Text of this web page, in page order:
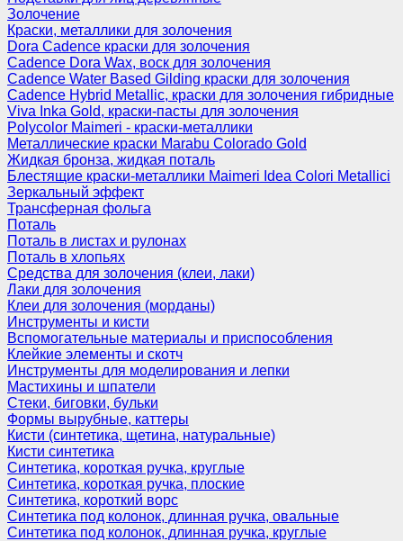
Золочение
Краски, металлики для золочения
Dora Cadence краски для золочения
Cadence Dora Wax, воск для золочения
Cadence Water Based Gilding краски для золочения
Cadence Hybrid Metallic, краски для золочения гибридные
Viva Inka Gold, краски-пасты для золочения
Polycolor Maimeri - краски-металлики
Металлические краски Marabu Colorado Gold
Жидкая бронза, жидкая поталь
Блестящие краски-металлики Maimeri Idea Colori Metallici
Зеркальный эффект
Трансферная фольга
Поталь
Поталь в листах и рулонах
Поталь в хлопьях
Средства для золочения (клеи, лаки)
Лаки для золочения
Клеи для золочения (морданы)
Инструменты и кисти
Вспомогательные материалы и приспособления
Клейкие элементы и скотч
Инструменты для моделирования и лепки
Мастихины и шпатели
Стеки, биговки, бульки
Формы вырубные, каттеры
Кисти (синтетика, щетина, натуральные)
Кисти синтетика
Синтетика, короткая ручка, круглые
Синтетика, короткая ручка, плоские
Синтетика, короткий ворс
Синтетика под колонок, длинная ручка, овальные
Синтетика под колонок, длинная ручка, круглые